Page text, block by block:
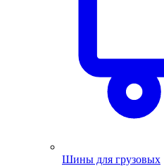
Шины для грузовых